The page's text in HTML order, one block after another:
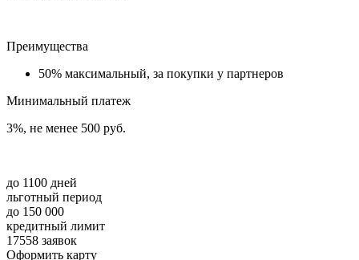
Преимущества
50% максимальный, за покупки у партнеров
Минимальный платеж
3%, не менее 500 руб.
до 1100 дней
льготный период
до 150 000
кредитный лимит
17558 заявок
Оформить карту